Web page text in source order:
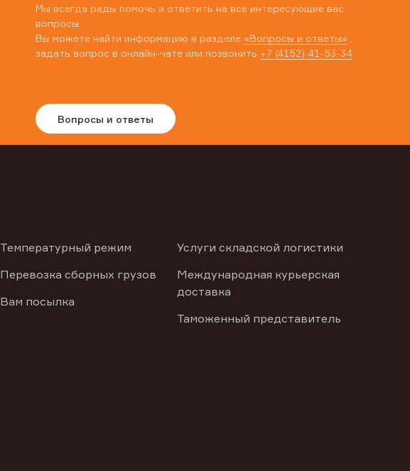
Мы всегда рады помочь и ответить на все интересующие вас
вопросы.
Вы можете найти информацию в разделе «Вопросы и ответы»
задать вопрос в онлайн-чате или позвонить +7 (4152) 41-53-34
Вопросы и ответы
Температурный режим
Перевозка сборных грузов
Вам посылка
Услуги складской логистики
Международная курьерская
доставка
Таможенный представитель